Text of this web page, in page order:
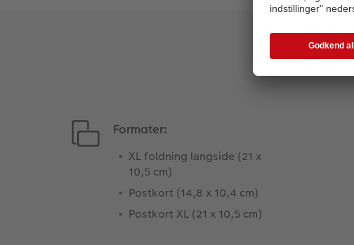
Formater:
XL foldning langside (21 x
10,5 cm)
Postkort (14,8 x 10,4 cm)
Postkort XL (21 x 10,5 cm)